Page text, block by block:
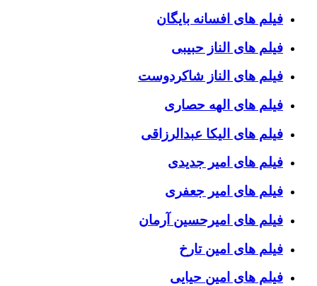
فیلم های افسانه بایگان
فیلم های الناز حبیبی
فیلم های الناز شاکردوست
فیلم های الهه حصاری
فیلم های الیکا عبدالرزاقی
فیلم های امیر جدیدی
فیلم های امیر جعفری
فیلم های امیرحسین آرمان
فیلم های امین تارخ
فیلم های امین حیایی